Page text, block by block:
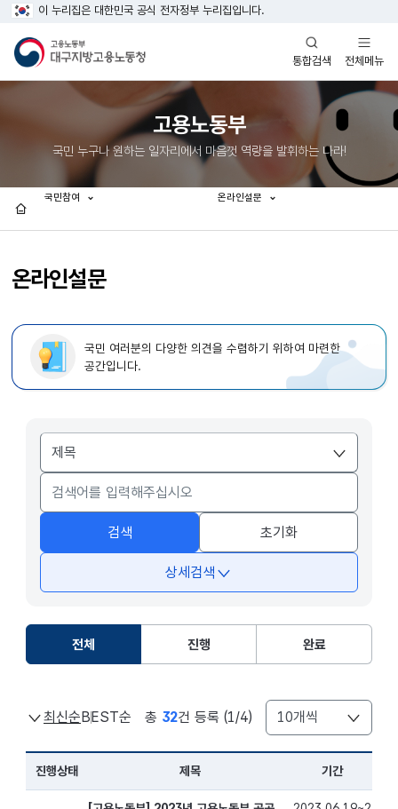
이 누리집은 대한민국 공식 전자정부 누리집입니다.
통합검색
열기
전체메뉴
열기
고용노동부
국민 누구나 원하는 일자리에서 마음껏 역량을 발휘하는 나라!
온라인설문
국민참여 온라인설문
국민 여러분의 다양한 의견을 수렴하기 위하여 마련한
공간입니다.